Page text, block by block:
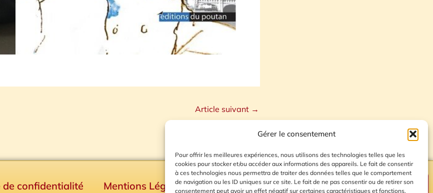
Gérer le consentement
Pour offrir les meilleures expériences, nous utilisons des technologies telles que les
cookies pour stocker et/ou accéder aux informations des appareils. Le fait de consentir
à ces technologies nous permettra de traiter des données telles que le comportement
de navigation ou les ID uniques sur ce site. Le fait de ne pas consentir ou de retirer son
consentement peut avoir un effet négatif sur certaines caractéristiques et fonctions.
Article suivant →
de confidentialité Mentions Légales Plan du site